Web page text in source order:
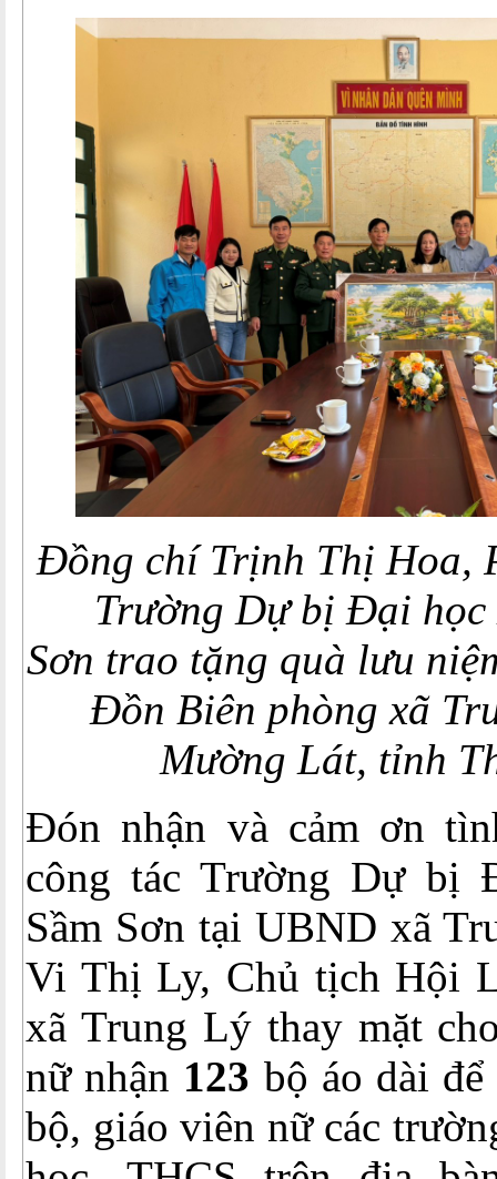
Đồng chí Trịnh Thị Hoa,
Trường Dự bị Đại học
Sơn trao tặng quà lưu
Đồn Biên phòng xã
Mường Lát, tỉnh
Đón nhận và cảm ơn
công tác Trường Dự bị
Sầm Sơn tại UBND xã
Vi Thị Ly, Chủ tịch Hội
xã Trung Lý thay mặt
nữ nhận 123 bộ áo dài
bộ, giáo viên nữ các